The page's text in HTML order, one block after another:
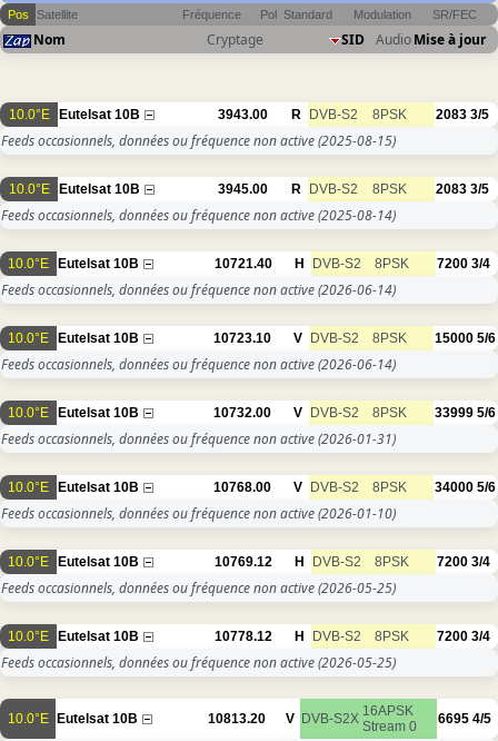
Pos Satellite Fréquence Pol Standard Modulation SR/FEC
Nom Cryptage SID AudioMise à jour
10.0°E Eutelsat 10B 3943.00 R DVB-S2 8PSK 2083 3/5
Feeds occasionnels, données ou fréquence non active(2025-08-15)
10.0°E Eutelsat 10B 3945.00 R DVB-S2 8PSK 2083 3/5
Feeds occasionnels, données ou fréquence non active(2025-08-14)
10.0°E Eutelsat 10B 10721.40 H DVB-S2 8PSK 7200 3/4
Feeds occasionnels, données ou fréquence non active(2026-06-14)
10.0°E Eutelsat 10B 10723.10 V DVB-S2 8PSK 15000 5/6
Feeds occasionnels, données ou fréquence non active(2026-06-14)
10.0°E Eutelsat 10B 10732.00 V DVB-S2 8PSK 33999 5/6
Feeds occasionnels, données ou fréquence non active(2026-01-31)
10.0°E Eutelsat 10B 10768.00 V DVB-S2 8PSK 34000 5/6
Feeds occasionnels, données ou fréquence non active(2026-01-10)
10.0°E Eutelsat 10B 10769.12 H DVB-S2 8PSK 7200 3/4
Feeds occasionnels, données ou fréquence non active(2026-05-25)
10.0°E Eutelsat 10B 10778.12 H DVB-S2 8PSK 7200 3/4
Feeds occasionnels, données ou fréquence non active(2026-05-25)
10.0°E Eutelsat 10B 10813.20 V DVB-S2X 16APSK
Stream 0
6695 4/5